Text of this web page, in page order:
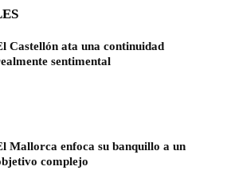
Castellón ata una continuidad
sentimental
Mallorca enfoca su banquillo a un
complejo